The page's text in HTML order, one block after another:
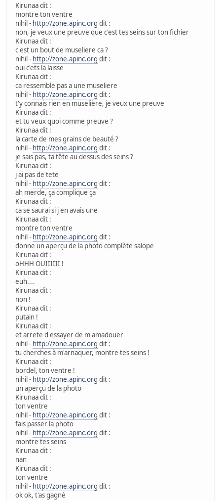
Kirunaa dit :
montre ton ventre
nihil - http://zone.apinc.org dit :
non, je veux une preuve que c'est tes seins sur ton fichier
Kirunaa dit :
c est un bout de museliere ca ?
nihil - http://zone.apinc.org dit :
oui c'ets la laisse
Kirunaa dit :
ca ressemble pas a une museliere
nihil - http://zone.apinc.org dit :
t'y connais rien en muselière, je veux une preuve
Kirunaa dit :
et tu veux quoi comme preuve ?
Kirunaa dit :
la carte de mes grains de beauté ?
nihil - http://zone.apinc.org dit :
je sais pas, ta tête au dessus des seins ?
Kirunaa dit :
j ai pas de tete
nihil - http://zone.apinc.org dit :
ah merde, ça complique ça
Kirunaa dit :
ca se saurai si j en avais une
Kirunaa dit :
montre ton ventre
nihil - http://zone.apinc.org dit :
donne un aperçu de la photo complète salope
Kirunaa dit :
oHHH OUIIIIII !
Kirunaa dit :
euh....
Kirunaa dit :
non !
Kirunaa dit :
putain !
Kirunaa dit :
et arrete d essayer de m amadouer
nihil - http://zone.apinc.org dit :
tu cherches à m'arnaquer, montre tes seins !
Kirunaa dit :
bordel, ton ventre !
nihil - http://zone.apinc.org dit :
un aperçu de la photo
Kirunaa dit :
ton ventre
nihil - http://zone.apinc.org dit :
fais passer la photo
nihil - http://zone.apinc.org dit :
montre tes seins
Kirunaa dit :
nan
Kirunaa dit :
ton ventre
nihil - http://zone.apinc.org dit :
ok ok, t'as gagné